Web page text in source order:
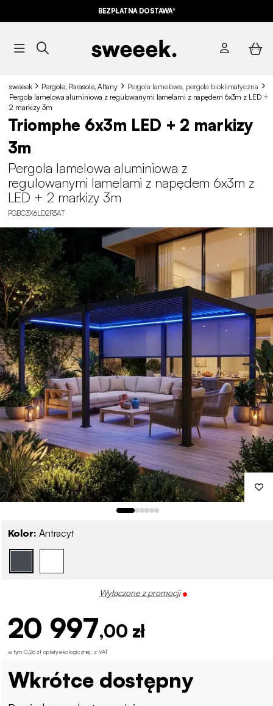
BEZPŁATNA DOSTAWA*
sweeek Pergole, Parasole, Altany
Pergola lamelowa, pergola bioklimatyczna
Pergola lamelowa aluminiowa z regulowanymi lamelami z napędem 6x3m z LED +
2 markizy 3m
Triomphe 6x3m LED + 2 markizy
3m
Pergola lamelowa aluminiowa z
regulowanymi lamelami z napędem 6x3m z
LED + 2 markizy 3m
PGBC3X6LD2R3AT
Kolor: Antracyt
Wyłączone z promocji
20 997,00 zł
w tym 0,26 zł opłaty ekologicznej z VAT
Wkrótce dostępny